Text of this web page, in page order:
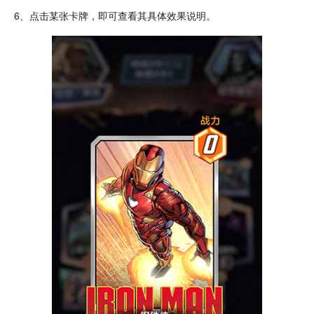
6、点击某张卡牌，即可查看其具体效果说明。